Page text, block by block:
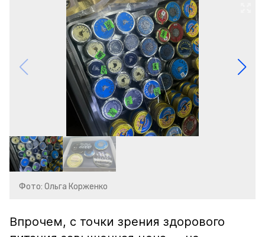
Фото: Ольга Корженко
Впрочем, с точки зрения здорового